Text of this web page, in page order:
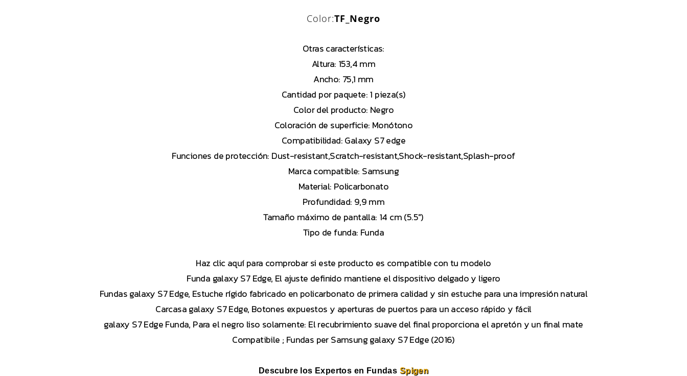
Color:TF_Negro
Otras características:
Altura: 153,4 mm
Ancho: 75,1 mm
Cantidad por paquete:1 pieza(s)
Color del producto: Negro
Coloración de superficie: Monótono
Compatibilidad:Galaxy S7 edge
Funciones de protección: Dust-resistant,Scratch-resistant,Shock-resistant,Splash-proof
Marca compatible: Samsung
Material: Policarbonato
Profundidad: 9,9 mm
Tamaño máximo de pantalla: 14 cm (5.5″)
Tipo de funda: Funda
Haz clic aquí para comprobar si este producto es compatible con tu modelo
Funda galaxy S7 Edge, El ajuste definido mantiene el dispositivo delgado y ligero
Fundas galaxy S7 Edge, Estuche rígido fabricado en policarbonato de primera calidad y sin estuche para una impresión natural
Carcasa galaxy S7 Edge, Botones expuestos y aperturas de puertos para un acceso rápido y fácil
galaxy S7 Edge Funda, Para el negro liso solamente: El recubrimiento suave del final proporciona el apretón y un final mate
Compatibile ; Fundas per Samsung galaxy S7 Edge (2016)
Descubre los Expertos en Fundas Spigen